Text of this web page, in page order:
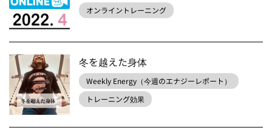
オンライントレーニング
冬を越えた身体
Weekly Energy（今週のエナジーレポート）
トレーニング効果